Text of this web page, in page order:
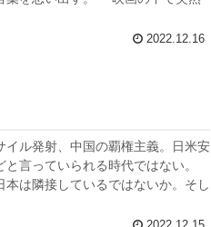
2022.12.16
ル発射、中国の覇権主義。日米安
言っていられる時代ではない。
は隣接しているではないか。そし